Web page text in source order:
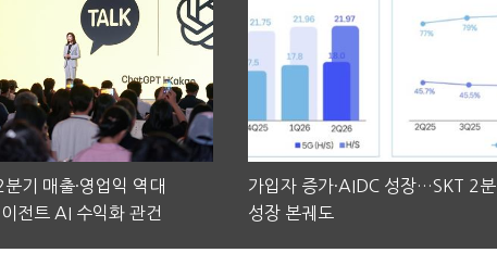
기 매출·영업익 역대
전트 AI 수익화 관건
가입자 증가·AIDC 성장…SKT 2
성장 본궤도